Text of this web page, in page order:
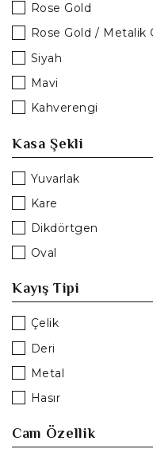
Rose Gold
Rose Gold / Metalik
Siyah
Mavi
Kahverengi
Krem
Pembe
Kasa Şekli
Yuvarlak
Kare
Dikdörtgen
Oval
Kayış Tipi
Çelik
Deri
Metal
Hasır
Cam Özellik